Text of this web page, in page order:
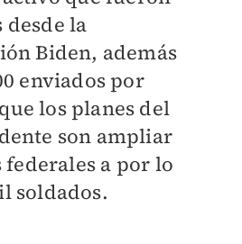
desde la
Biden, además
enviados por
los planes del
son ampliar
federales a por lo
soldados.